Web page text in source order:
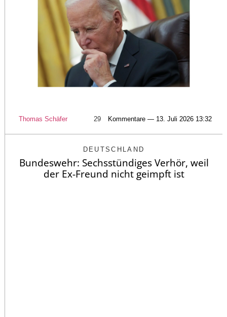
Thomas Schäfer 29 Kommentare — 13. Juli 2026 13:32
DEUTSCHLAND
Bundeswehr: Sechsstündiges Verhör, weil
der Ex-Freund nicht geimpft ist